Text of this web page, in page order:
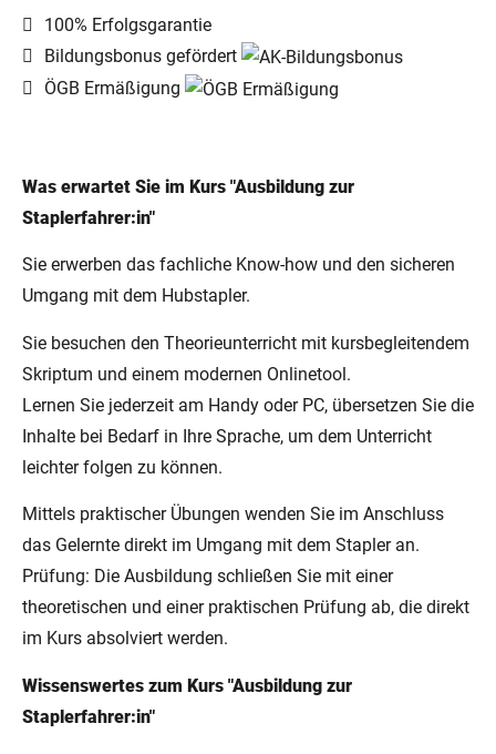
Was erwartet Sie im Kurs "Ausbildung zur
Staplerfahrer:in"
Sie erwerben das fachliche Know-how und den sicheren
Umgang mit dem Hubstapler.
Sie besuchen den Theorieunterricht mit kursbegleitendem
Skriptum und einem modernen Onlinetool.
Lernen Sie jederzeit am Handy oder PC, übersetzen Sie die
Inhalte bei Bedarf in Ihre Sprache, um dem Unterricht
leichter folgen zu können.
Mittels praktischer Übungen wenden Sie im Anschluss
das Gelernte direkt im Umgang mit dem Stapler an.
Prüfung: Die Ausbildung schließen Sie mit einer
theoretischen und einer praktischen Prüfung ab, die direkt
im Kurs absolviert werden.
Wissenswertes zum Kurs "Ausbildung zur
Staplerfahrer:in"
100% Erfolgsgarantie
Bildungsbonus gefördert
ÖGB Ermäßigung